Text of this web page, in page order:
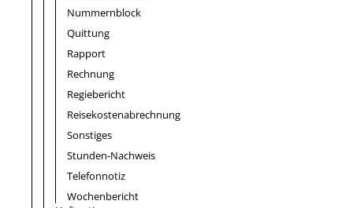
Nummernblock
Quittung
Rapport
Rechnung
Regiebericht
Reisekostenabrechnung
Sonstiges
Stunden-Nachweis
Telefonnotiz
Wochenbericht